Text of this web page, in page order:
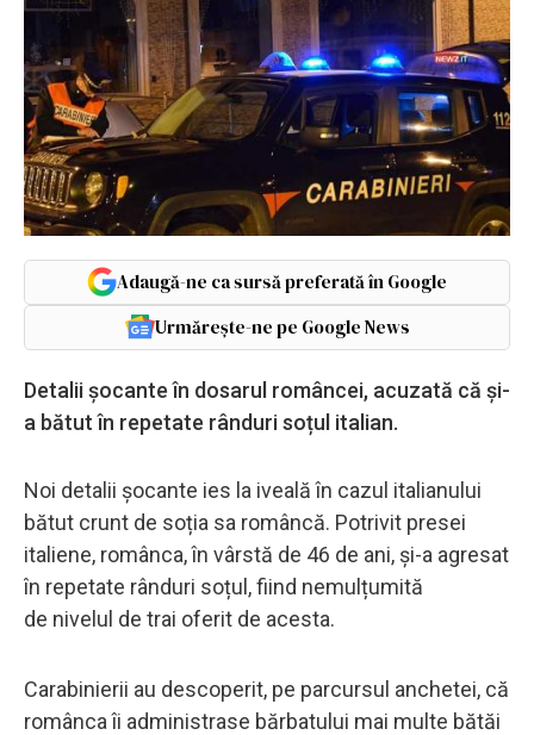
Adaugă-ne ca sursă preferată în Google
Urmărește-ne pe Google News
Detalii șocante în dosarul româncei, acuzată că și-
a bătut în repetate rânduri soțul italian.
Noi detalii șocante ies la iveală în cazul italianului
bătut crunt de soția sa româncă. Potrivit presei
italiene, românca, în vârstă de 46 de ani, și-a agresat
în repetate rânduri soțul, fiind nemulțumită
de nivelul de trai oferit de acesta.
Carabinierii au descoperit, pe parcursul anchetei, că
românca îi administrase bărbatului mai multe bătăi